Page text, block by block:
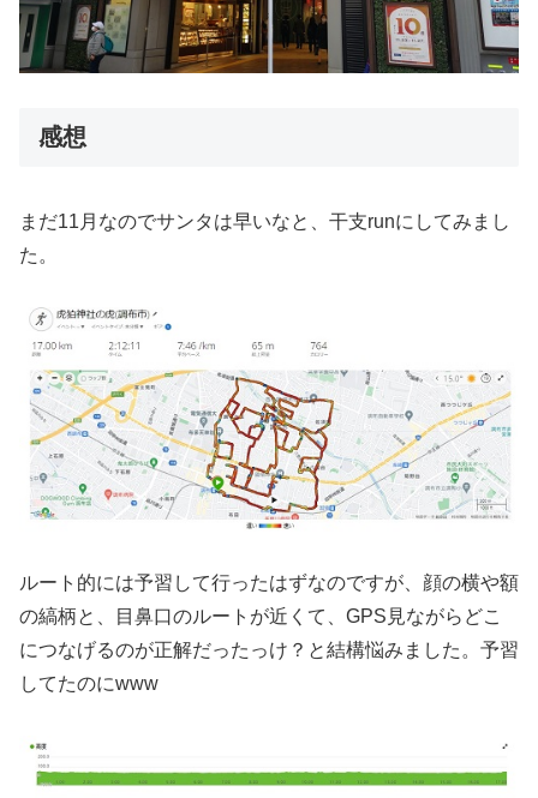
感想
まだ11月なのでサンタは早いなと、干支runにしてみまし
た。
ルート的には予習して行ったはずなのですが、顔の横や額
の縞柄と、目鼻口のルートが近くて、GPS見ながらどこ
につなげるのが正解だったっけ？と結構悩みました。予習
してたのにwww